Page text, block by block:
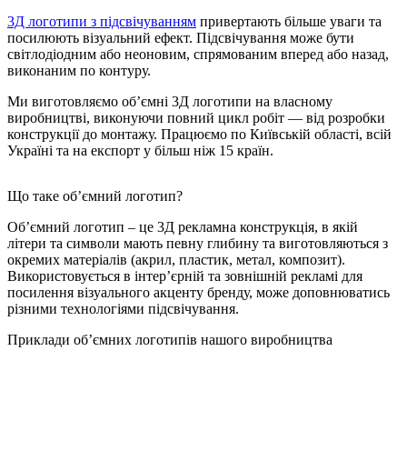
3Д логотипи з підсвічуванням привертають більше уваги та
посилюють візуальний ефект. Підсвічування може бути
світлодіодним або неоновим, спрямованим вперед або назад,
виконаним по контуру.
Ми виготовляємо об’ємні 3Д логотипи на власному
виробництві, виконуючи повний цикл робіт — від розробки
конструкції до монтажу. Працюємо по Київській області, всій
Україні та на експорт у більш ніж 15 країн.
Що таке об’ємний логотип?
Об’ємний логотип – це 3Д рекламна конструкція, в якій
літери та символи мають певну глибину та виготовляються з
окремих матеріалів (акрил, пластик, метал, композит).
Використовується в інтер’єрній та зовнішній рекламі для
посилення візуального акценту бренду, може доповнюватись
різними технологіями підсвічування.
Приклади об’ємних логотипів нашого виробництва